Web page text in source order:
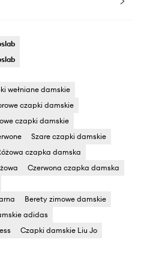
wełniane damskie
czapki damskie
czapki damskie
Szare czapki damskie
czapka damska
Czerwona czapka damska
Berety zimowe damskie
adidas
Czapki damskie Liu Jo